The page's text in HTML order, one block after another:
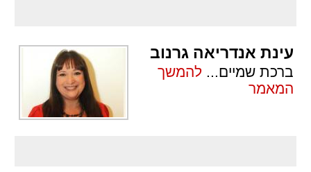
עינת אנדריאה גרנוב
ברכת שמיים... להמשך
המאמר